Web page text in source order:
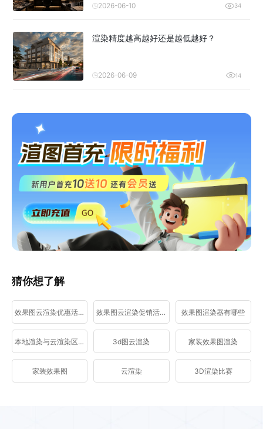
2026-06-10 34
渲染精度越高越好还是越低越好？
2026-06-09 14
猜你想了解
效果图云渲染优惠活动 效果图云渲染促销活动 效果图渲染器有哪些
本地渲染与云渲染区别 3d图云渲染 家装效果图渲染
家装效果图 云渲染 3D渲染比赛